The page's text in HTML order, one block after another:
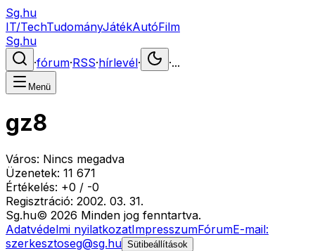
Sg.hu
IT/TechTudományJátékAutóFilm
Sg.hu
·fórum·RSS·hírlevél· ·...
Menü
gz8
Város: Nincs megadva
Üzenetek: 11 671
Értékelés: +0 / -0
Regisztráció: 2002. 03. 31.
Sg.hu© 2026 Minden jog fenntartva.
Adatvédelmi nyilatkozatImpresszumFórumE-mail:
szerkesztoseg@sg.hu Sütibeállítások